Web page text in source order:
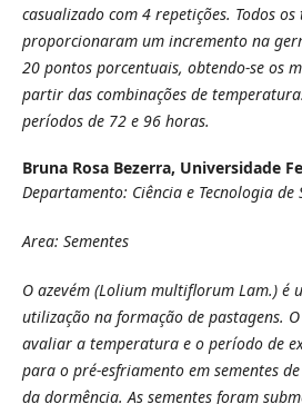
casualizado com 4 repetições. Todos
proporcionaram um incremento na
20 pontos porcentuais, obtendo-se os
partir das combinações de
períodos de 72 e 96 horas.
Bruna Rosa Bezerra, Universidade
Departamento: Ciência e Tecnologia de
Area: Sementes
O azevém (Lolium multiflorum Lam.) é
utilização na formação de pastagens.
avaliar a temperatura e o período de
para o pré-esfriamento em sementes
da dormência. As sementes foram